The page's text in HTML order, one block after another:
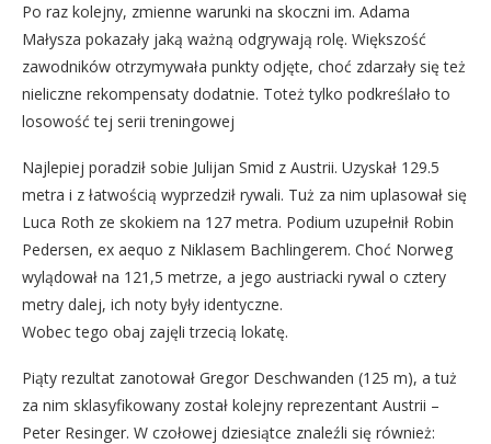
Po raz kolejny, zmienne warunki na skoczni im. Adama
Małysza pokazały jaką ważną odgrywają rolę. Większość
zawodników otrzymywała punkty odjęte, choć zdarzały się też
nieliczne rekompensaty dodatnie. Toteż tylko podkreślało to
losowość tej serii treningowej
Najlepiej poradził sobie Julijan Smid z Austrii. Uzyskał 129.5
metra i z łatwością wyprzedził rywali. Tuż za nim uplasował się
Luca Roth ze skokiem na 127 metra. Podium uzupełnił Robin
Pedersen, ex aequo z Niklasem Bachlingerem. Choć Norweg
wylądował na 121,5 metrze, a jego austriacki rywal o cztery
metry dalej, ich noty były identyczne.
Wobec tego obaj zajęli trzecią lokatę.
Piąty rezultat zanotował Gregor Deschwanden (125 m), a tuż
za nim sklasyfikowany został kolejny reprezentant Austrii –
Peter Resinger. W czołowej dziesiątce znaleźli się również: